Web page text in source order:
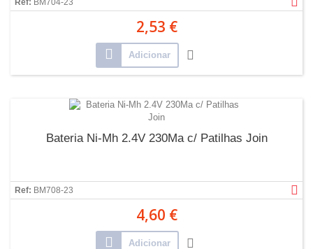
Ref: BM704-23
2,53 €
Adicionar
Bateria Ni-Mh 2.4V 230Ma c/ Patilhas Join
Ref: BM708-23
4,60 €
Adicionar